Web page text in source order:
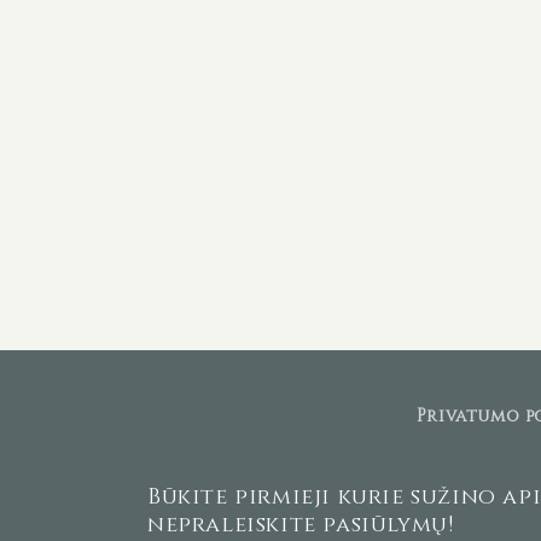
Privatumo
Būkite pirmieji kurie sužino
nepraleiskite pasiūlymų!